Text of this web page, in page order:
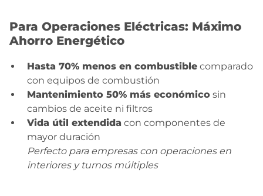
Para Operaciones Eléctricas: Máximo
Ahorro Energético
Hasta 70% menos en combustible comparado
con equipos de combustión
Mantenimiento 50% más económico sin
cambios de aceite ni filtros
Vida útil extendida con componentes de
mayor duración
Perfecto para empresas con operaciones en
interiores y turnos múltiples